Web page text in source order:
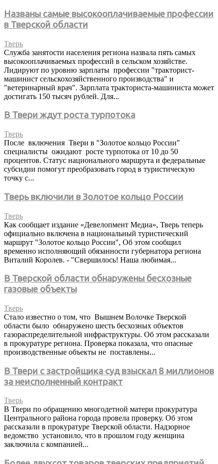
Названы самые высокооплачиваемые профессии
в Тверской области
Тверь
Служба занятости населения региона назвала пять самых
высокооплачиваемых профессий в сельском хозяйстве.
Лидируют по уровню зарплаты профессии "тракторист-
машинист сельскохозяйственного производства" и
"ветеринарный врач". Зарплата тракториста-машиниста может
достигать 150 тысяч рублей. Для...
В Твери ждут роста турпотока
Тверь
После включения Твери в "Золотое кольцо России"
специалисты ожидают росте турпотока от 10 до 50
процентов. Статус национального маршрута и федеральные
субсидии помогут преобразовать город в туристическую
точку с...
Тверь включили в Золотое кольцо России
Тверь
Как сообщает издание «Девелопмент Медиа», Тверь теперь
официально включена в национальный туристический
маршрут "Золотое кольцо России", Об этом сообщил
временно исполняющий обязанности губернатора региона
Виталий Королев. - "Свершилось! Наша любимая...
В Тверской области обнаружены бесхозные
газовые объекты
Тверь
Стало известно о том, что Вышнем Волочке Тверской
области было обнаружено шесть бесхозных объектов
газораспределительной инфраструктуры. Об этом рассказали
в прокуратуре региона. Проверка показала, что опасные
производственные объекты не поставлены...
В Твери с застройщика суд взыскал 8 миллионов
за неисполненный контракт
Тверь
В Твери по обращению многодетной матери прокуратура
Центрального района города провела проверку. Об этом
рассказали в прокуратуре Тверской области. Надзорное
ведомство установило, что в прошлом году женщина
заключила с компанией...